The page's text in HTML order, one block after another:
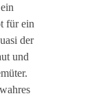
für ein
der
und